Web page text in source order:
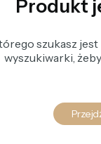
Produkt
szukasz
wyszukiwarki,